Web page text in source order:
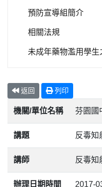
預防宣導組簡介
相關法規
未成年藥物濫用學
返回 列印
機關/單位名稱 芬園國
講題 反毒知
講師 反毒知
辦理日期時間 2017-